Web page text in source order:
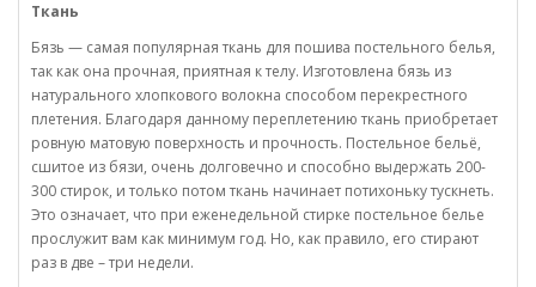
Ткань
Бязь — самая популярная ткань для пошива постельного белья,
так как она прочная, приятная к телу. Изготовлена бязь из
натурального хлопкового волокна способом перекрестного
плетения. Благодаря данному переплетению ткань приобретает
ровную матовую поверхность и прочность. Постельное бельё,
сшитое из бязи, очень долговечно и способно выдержать 200-
300 стирок, и только потом ткань начинает потихоньку тускнеть.
Это означает, что при еженедельной стирке постельное белье
прослужит вам как минимум год. Но, как правило, его стирают
раз в две – три недели.